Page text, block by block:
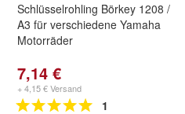
Schlüsselrohling Börkey 1208 /
A3 für verschiedene Yamaha
Motorräder
7,14 €
+ 4,15 € Versand
1